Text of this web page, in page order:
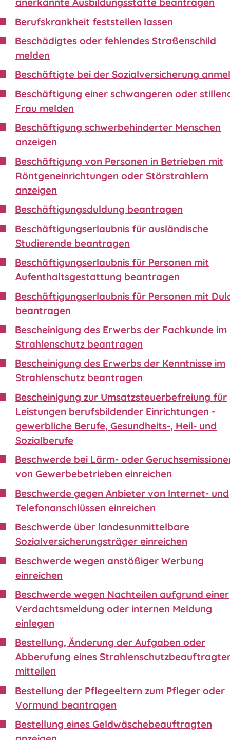
Berufskrankheit feststellen lassen
Beschädigtes oder fehlendes Straßenschild
melden
Beschäftigte bei der Sozialversicherung
Beschäftigung einer schwangeren oder
Frau melden
Beschäftigung schwerbehinderter Menschen
anzeigen
Beschäftigung von Personen in Betrieben mit
Röntgeneinrichtungen oder Störstrahlern
anzeigen
Beschäftigungsduldung beantragen
Beschäftigungserlaubnis für ausländische
Studierende beantragen
Beschäftigungserlaubnis für Personen mit
Aufenthaltsgestattung beantragen
Beschäftigungserlaubnis für Personen mit
beantragen
Bescheinigung des Erwerbs der Fachkunde im
Strahlenschutz beantragen
Bescheinigung des Erwerbs der Kenntnisse im
Strahlenschutz beantragen
Bescheinigung zur Umsatzsteuerbefreiung für
Leistungen berufsbildender Einrichtungen -
gewerbliche Berufe, Gesundheits-, Heil- und
Sozialberufe
Beschwerde bei Lärm- oder
von Gewerbebetrieben einreichen
Beschwerde gegen Anbieter von Internet- und
Telefonanschlüssen einreichen
Beschwerde über landesunmittelbare
Sozialversicherungsträger einreichen
Beschwerde wegen anstößiger Werbung
einreichen
Beschwerde wegen Nachteilen aufgrund einer
Verdachtsmeldung oder internen Meldung
einlegen
Bestellung, Änderung der Aufgaben oder
Abberufung eines
mitteilen
Bestellung der Pflegeeltern zum Pfleger oder
Vormund beantragen
Bestellung eines Geldwäschebeauftragten